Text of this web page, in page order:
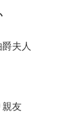
夫人
親友